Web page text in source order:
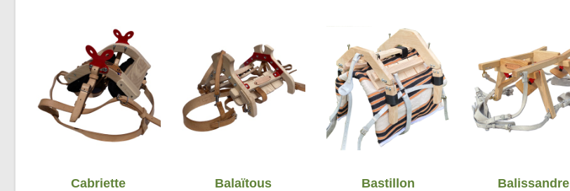
Cabriette Balaïtous Bastillon Balissandre